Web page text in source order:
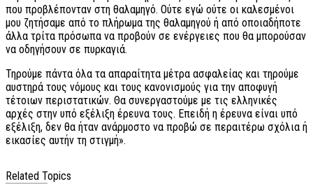
που προβλέπονταν στη θαλαμηγό. Ούτε εγώ ούτε οι καλεσμένοι
μου ζητήσαμε από το πλήρωμα της θαλαμηγού ή από οποιαδήποτε
άλλα τρίτα πρόσωπα να προβούν σε ενέργειες που θα μπορούσαν
να οδηγήσουν σε πυρκαγιά.
Τηρούμε πάντα όλα τα απαραίτητα μέτρα ασφαλείας και τηρούμε
αυστηρά τους νόμους και τους κανονισμούς για την αποφυγή
τέτοιων περιστατικών. Θα συνεργαστούμε με τις ελληνικές
αρχές στην υπό εξέλιξη έρευνα τους. Επειδή η έρευνα είναι υπό
εξέλιξη, δεν θα ήταν ανάρμοστο να προβώ σε περαιτέρω σχόλια ή
εικασίες αυτήν τη στιγμή».
Related Topics